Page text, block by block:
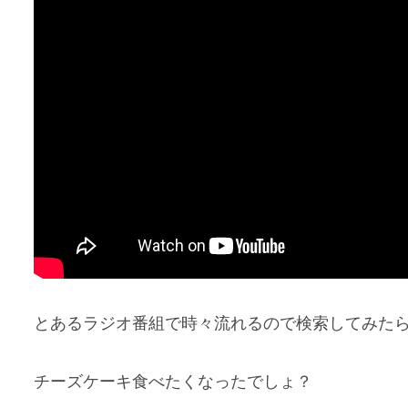
とあるラジオ番組で時々流れるので検索してみた
チーズケーキ食べたくなったでしょ？